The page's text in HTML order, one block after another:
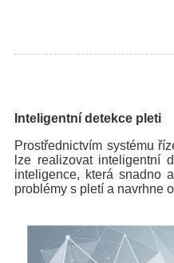
Inteligentní detekce pleti
Prostřednictvím systému
lze realizovat inteligentní
inteligence, která snadno
problémy s pletí a navrhne